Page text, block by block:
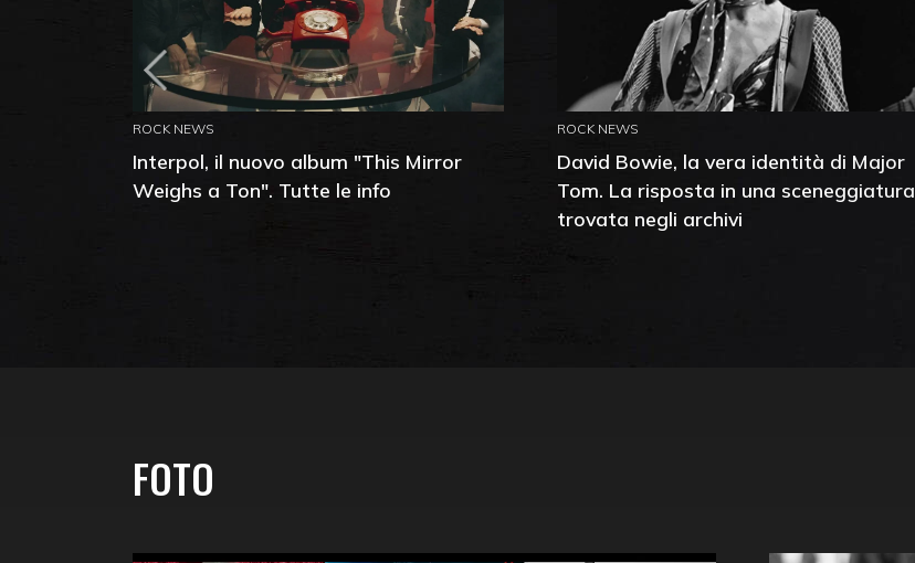
ROCK NEWS
Interpol, il nuovo album "This Mirror
Weighs a Ton". Tutte le info
ROCK NEWS
David Bowie, la vera identità di Major
Tom. La risposta in una sceneggiatura
trovata negli archivi
FOTO